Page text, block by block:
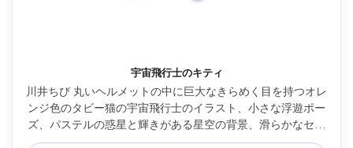
宇宙飛行士のキティ
川井ちび 丸いヘルメットの中に巨大なきらめく目を持つオレ
ンジ色のタビー猫の宇宙飛行士のイラスト、小さな浮遊ポー
ズ、パステルの惑星と輝きがある星空の背景、滑らかなセル
シェーディング、太いアウトライン、優しいグロー効果、愛